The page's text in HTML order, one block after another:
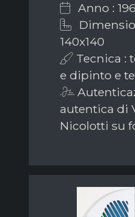
Anno :
140x140
Tecnica :
e dipinto e
autentica di
Nicolotti su